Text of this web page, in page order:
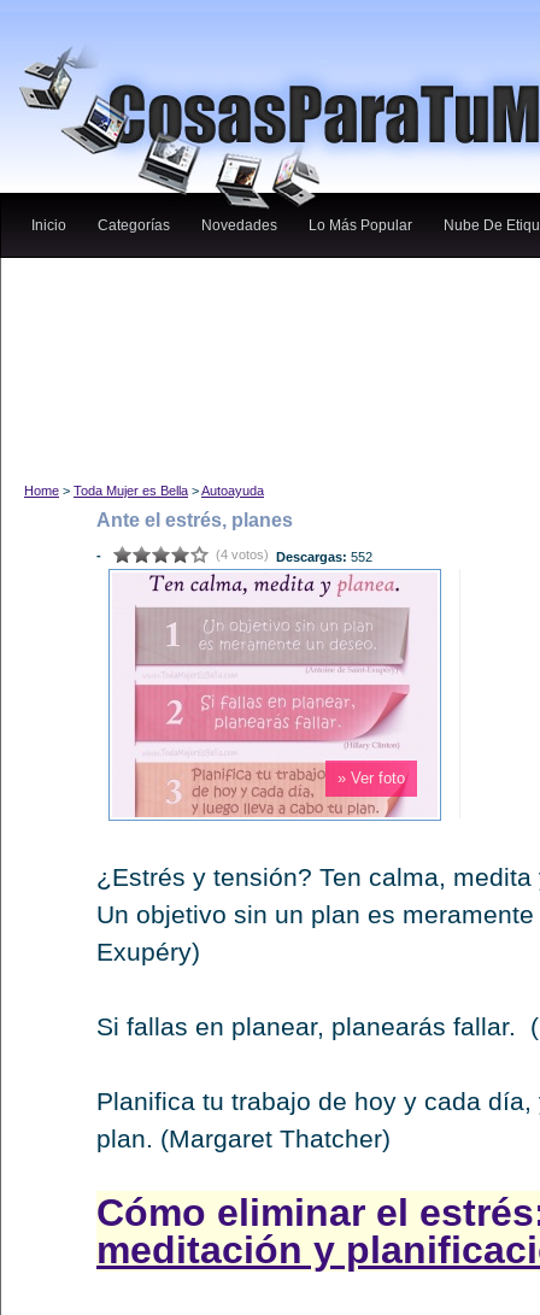
Inicio Categorías Novedades Lo Más Popular Nube De
Home > Toda Mujer es Bella >Autoayuda
Ante el estrés, planes
- (4 votos) Descargas: 552
» Ver foto
¿Estrés y tensión? Ten calma, medita
Un objetivo sin un plan es
Exupéry)
Si fallas en planear, planearás fallar.
Planifica tu trabajo de hoy y cada
plan. (Margaret Thatcher)
Cómo eliminar el
meditación y